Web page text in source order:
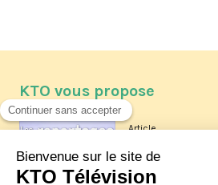
KTO vous propose
Article
Les reportages